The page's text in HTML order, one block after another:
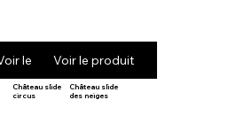
le produitVoir le produit
Château slide
circus
Château slide
des neiges